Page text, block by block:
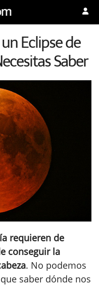
Eclipse de
Saber
requieren de
conseguir la
. No podemos
saber dónde nos